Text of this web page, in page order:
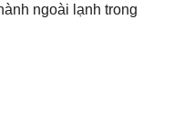
ngoài lạnh trong